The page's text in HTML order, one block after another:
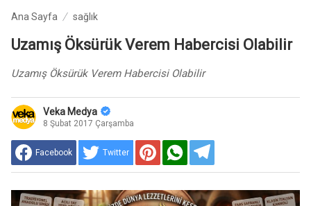
Ana Sayfa sağlık
Uzamış Öksürük Verem Habercisi Olabilir
Uzamış Öksürük Verem Habercisi Olabilir
Veka Medya
8 Şubat 2017 Çarşamba
Facebook Twitter